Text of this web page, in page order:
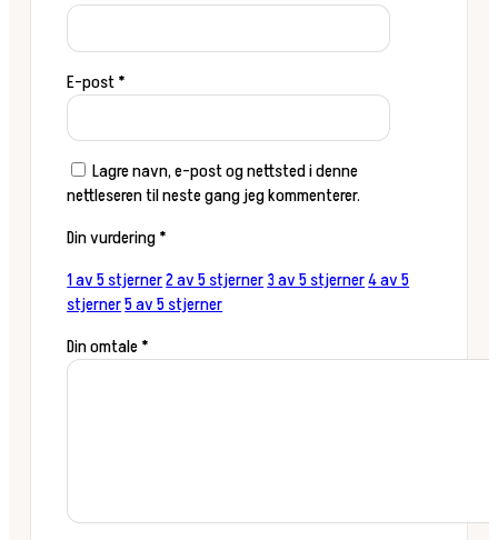
E-post*
Lagre navn, e-post og nettsted i denne
nettleseren til neste gang jeg kommenterer.
Din vurdering*
1 av 5 stjerner2 av 5 stjerner3 av 5 stjerner4 av 5
stjerner5 av 5 stjerner
Din omtale*